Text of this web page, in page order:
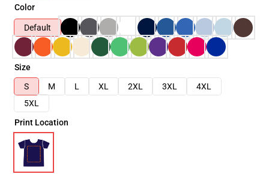
Color
Default
Size
S
M L XL 2XL 3XL
4XL
5XL
Print Location